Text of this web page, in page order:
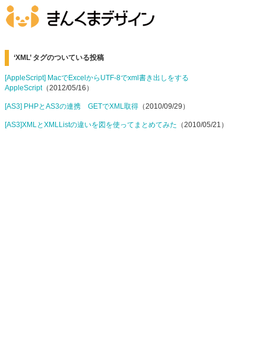
‘XML’ タグのついている投稿
[AppleScript] MacでExcelからUTF-8でxml書き出しをする
AppleScript（2012/05/16）
[AS3] PHPとAS3の連携 GETでXML取得 （2010/09/29）
[AS3]XMLとXMLListの違いを図を使ってまとめてみた （2010/05/21）